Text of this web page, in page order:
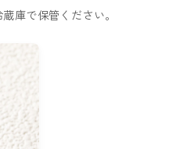
庫で保管ください。